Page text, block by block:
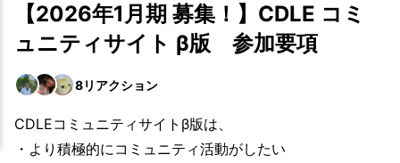
【2026年1月期 募集！】CDLE コミ
ュニティサイト β版 参加要項
8リアクション
CDLEコミュニティサイトβ版は、
・より積極的にコミュニティ活動がしたい